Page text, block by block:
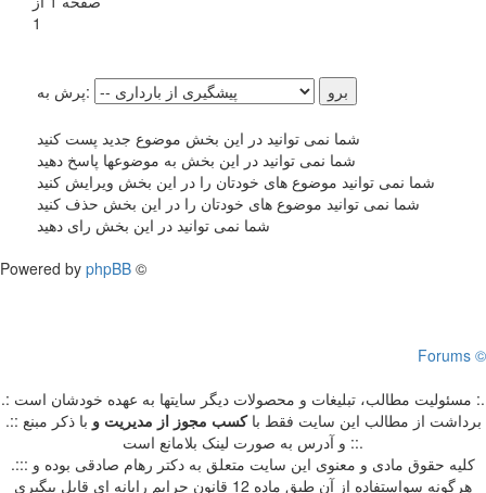
1
پرش به:
شما نمی توانید در این بخش موضوع جدید پست کنید
شما نمی توانید در این بخش به موضوعها پاسخ دهید
شما نمی توانید موضوع های خودتان را در این بخش ویرایش کنید
شما نمی توانید موضوع های خودتان را در این بخش حذف کنید
شما نمی توانید در این بخش رای دهید
Powered by phpBB ©
Forums ©
.: مسئوليت مطالب، تبليغات و محصولات ديگر سايتها به عهده خودشان است :.
.:: برداشت از مطالب اين سايت فقط باکسب مجوز از مدیریت و با ذکر مبنع
و آدرس به صورت لینک بلامانع است ::.
.::: کلیه حقوق مادی و معنوی این سایت متعلق به دکتر رهام صادقی بوده و
هرگونه سواستفاده از آن طبق ماده 12 قانون جرایم رایانه ای قابل پیگیری